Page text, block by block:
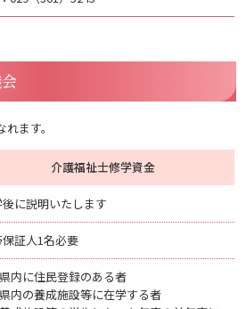
ます。
介護福祉士修学資金
後に説明いたします
証人1名必要
県内に住民登録のある者
県内の養成施設等に在学する者